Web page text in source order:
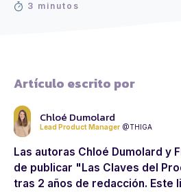
3 minutos
Artículo escrito por
Chloé Dumolard
Lead Product Manager @THIGA
Las autoras Chloé Dumolard y
de publicar "Las Claves del
tras 2 años de redacción. Este